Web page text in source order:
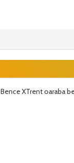
Bence XTrent oaraba